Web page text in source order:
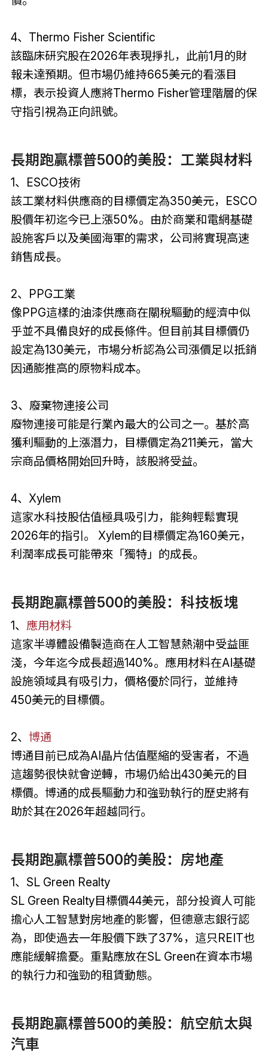
4、Thermo Fisher Scientific
該臨床研究股在2026年表現掙扎，此前1月的財
報未達預期。但市場仍維持665美元的看漲目
標，表示投資人應將Thermo Fisher管理階層的保
守指引視為正向訊號。
長期跑贏標普500的美股：工業與材料
1、ESCO技術
該工業材料供應商的目標價定為350美元，ESCO
股價年初迄今已上漲50%。由於商業和電網基礎
設施客戶以及美國海軍的需求，公司將實現高速
銷售成長。
2、PPG工業
像PPG這樣的油漆供應商在關稅驅動的經濟中似
乎並不具備良好的成長條件。但目前其目標價仍
設定為130美元，市場分析認為公司漲價足以抵銷
因通膨推高的原物料成本。
3、廢棄物連接公司
廢物連接可能是行業內最大的公司之一。基於高
獲利驅動的上漲潛力，目標價定為211美元，當大
宗商品價格開始回升時，該股將受益。
4、Xylem
這家水科技股估值極具吸引力，能夠輕鬆實現
2026年的指引。 Xylem的目標價定為160美元，
利潤率成長可能帶來「獨特」的成長。
長期跑贏標普500的美股：科技板塊
1、 應用材料
這家半導體設備製造商在人工智慧熱潮中受益匪
淺，今年迄今成長超過140%。應用材料在AI基礎
設施領域具有吸引力，價格優於同行，並維持
450美元的目標價。
2、 博通
博通目前已成為AI晶片估值壓縮的受害者，不過
這趨勢很快就會逆轉，市場仍給出430美元的目
標價。博通的成長驅動力和強勁執行的歷史將有
助於其在2026年超越同行。
長期跑贏標普500的美股：房地產
1、SL Green Realty
SL Green Realty目標價44美元，部分投資人可能
擔心人工智慧對房地產的影響，但德意志銀行認
為，即使過去一年股價下跌了37%，這只REIT也
應能緩解擔憂。重點應放在SL Green在資本市場
的執行力和強勁的租賃動態。
長期跑贏標普500的美股：航空航太與
汽車